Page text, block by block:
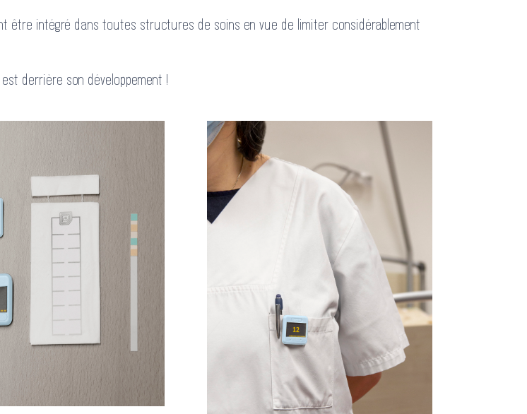
être intégré dans toutes structures de soins en vue de limiter considérablement
derrière son développement !